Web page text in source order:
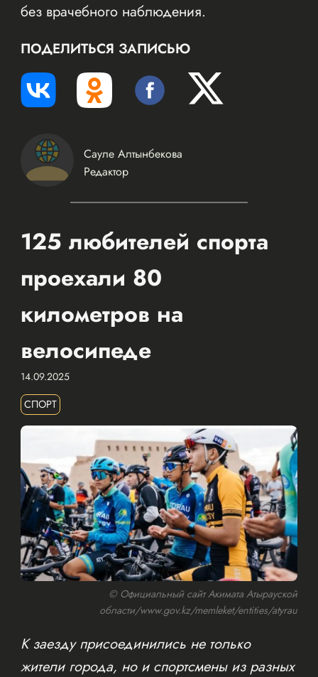
без врачебного наблюдения.
ПОДЕЛИТЬСЯ ЗАПИСЬЮ
Сауле Алтынбекова
Редактор
125 любителей спорта
проехали 80
километров на
велосипеде
14.09.2025
СПОРТ
© Официальный сайт Акимата Атырауской
области/www.gov.kz/memleket/entities/atyrau
К заезду присоединились не только
жители города, но и спортсмены из разных